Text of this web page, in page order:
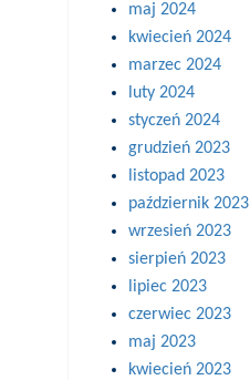
maj 2024
kwiecień 2024
marzec 2024
luty 2024
styczeń 2024
grudzień 2023
listopad 2023
październik 2023
wrzesień 2023
sierpień 2023
lipiec 2023
czerwiec 2023
maj 2023
kwiecień 2023